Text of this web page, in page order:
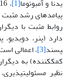
یدنا و آمبوتوما[1]
پیامدهای رشد
روابط مثبت با
دارد (پنر، دویدیو،
پسند[3] ، اعمالی
کمک­کننده) به
نظیر